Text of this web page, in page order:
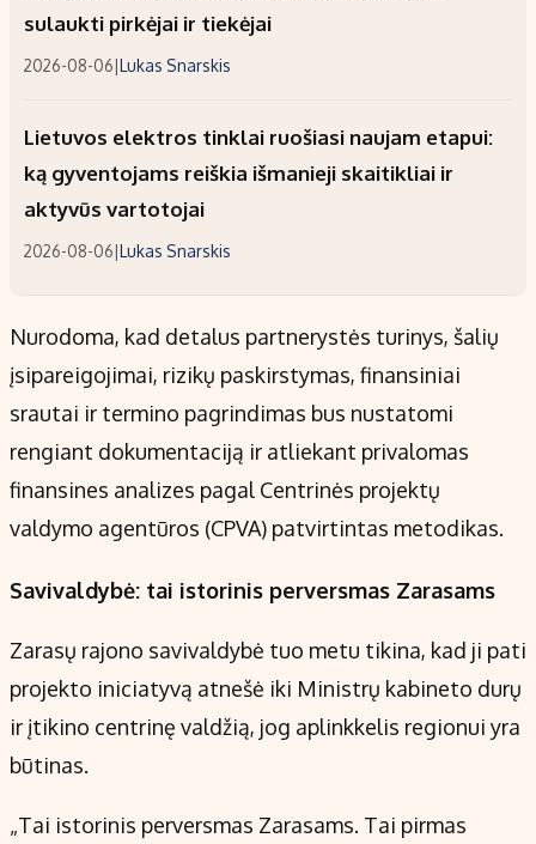
sulaukti pirkėjai ir tiekėjai
2026-08-06|Lukas Snarskis
Lietuvos elektros tinklai ruošiasi naujam etapui:
ką gyventojams reiškia išmanieji skaitikliai ir
aktyvūs vartotojai
2026-08-06|Lukas Snarskis
Nurodoma, kad detalus partnerystės turinys, šalių
įsipareigojimai, rizikų paskirstymas, finansiniai
srautai ir termino pagrindimas bus nustatomi
rengiant dokumentaciją ir atliekant privalomas
finansines analizes pagal Centrinės projektų
valdymo agentūros (CPVA) patvirtintas metodikas.
Savivaldybė: tai istorinis perversmas Zarasams
Zarasų rajono savivaldybė tuo metu tikina, kad ji pati
projekto iniciatyvą atnešė iki Ministrų kabineto durų
ir įtikino centrinę valdžią, jog aplinkkelis regionui yra
būtinas.
„Tai istorinis perversmas Zarasams. Tai pirmas